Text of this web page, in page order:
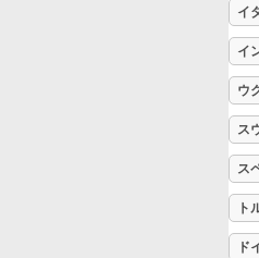
イ
イ
ウ
ス
ス
ト
ド